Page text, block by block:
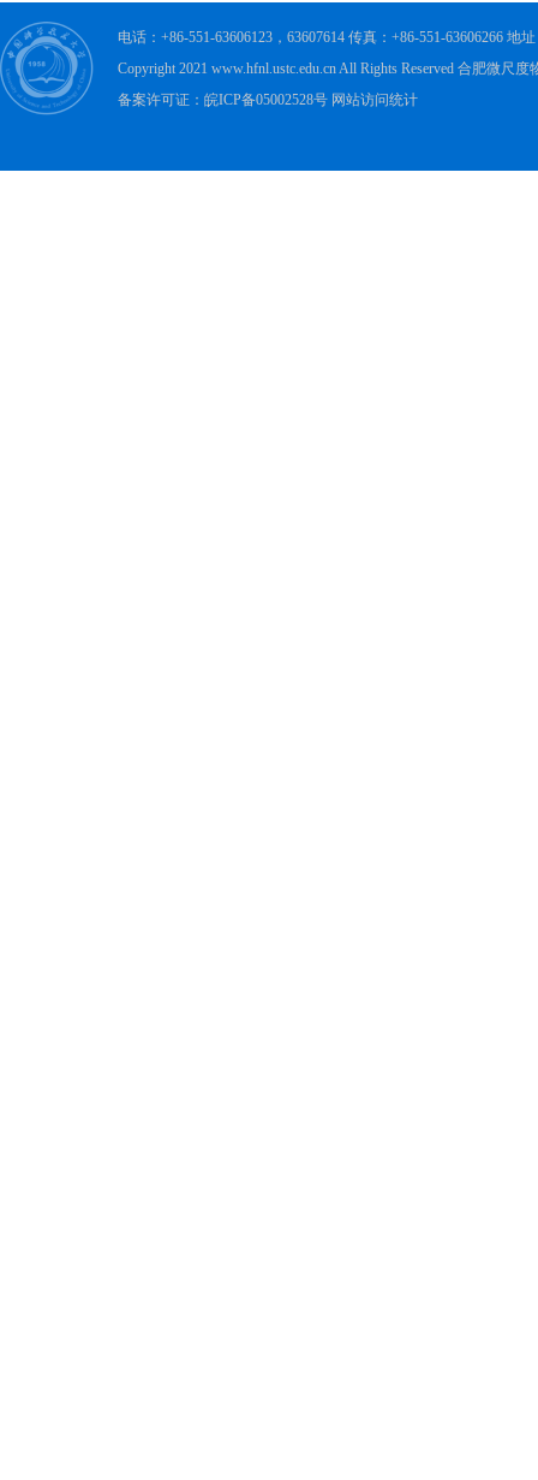
电话：+86-551-63606123，63607614 传真：+86-551-63606266 地
Copyright 2021 www.hfnl.ustc.edu.cn All Rights Reserved 合肥微尺
备案许可证：皖ICP备05002528号 网站访问统计